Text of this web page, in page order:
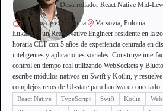
Desarrollador React Native Mid-
5+ años de experiencia
Varsovia, Polonia
Łukasz es un React Native Engineer residente en la
horaria CET con 5 años de experiencia centrada en
inteligentes y aplicaciones sociales. Construye
control en tiempo real utilizando WebSockets y
escribe módulos nativos en Swift y Kotlin, y resuelve
complejos retos de UI-state para hardware conectado.
React Native TypeScript Swift Kotlin